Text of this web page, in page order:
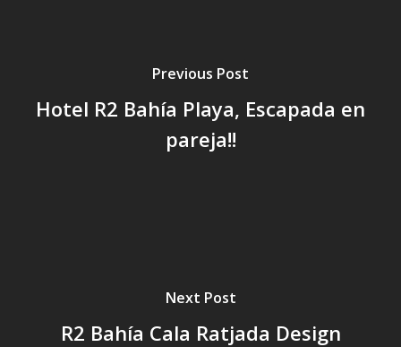
Previous Post
Hotel R2 Bahía Playa, Escapada en
pareja!!
Next Post
R2 Bahía Cala Ratjada Design